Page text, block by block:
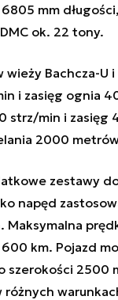
mm
ok. 22 tony.
Bachcza-U
i zasięg ognia
strz/min i zasięg
2000
zestawy
napęd
km. Pojazd
szerokości 2500
różnych